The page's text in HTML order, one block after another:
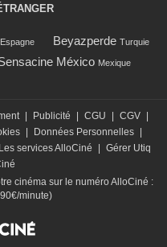
Espagne Beyazperde Turquie
México Mexique
Publicité CGU CGV
Données Personnelles
Les services AlloCiné
Gérer Utiq
cinéma sur le numéro AlloCiné :
minute)